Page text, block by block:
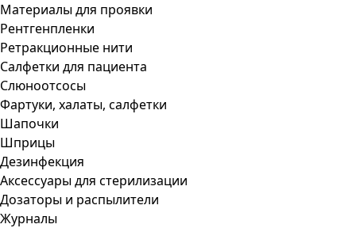
Материалы для проявки
Рентгенпленки
Ретракционные нити
Салфетки для пациента
Слюноотсосы
Фартуки, халаты, салфетки
Шапочки
Шприцы
Дезинфекция
Аксессуары для стерилизации
Дозаторы и распылители
Журналы